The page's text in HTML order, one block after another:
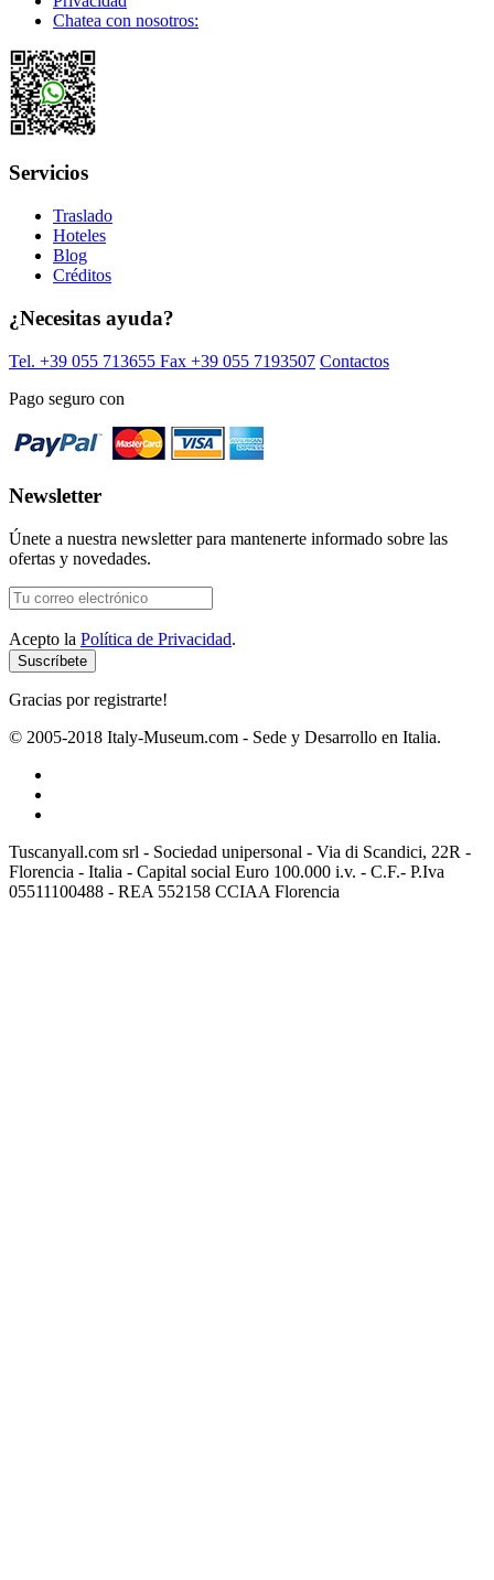
Chatea con nosotros:
Servicios
Traslado
Hoteles
Blog
Créditos
¿Necesitas ayuda?
Tel. +39 055 713655 Fax +39 055 7193507 Contactos
Pago seguro con
Newsletter
Únete a nuestra newsletter para mantenerte informado sobre las
ofertas y novedades.
Acepto la Política de Privacidad.
Gracias por registrarte!
© 2005-2018 Italy-Museum.com - Sede y Desarrollo en Italia.
Tuscanyall.com srl - Sociedad unipersonal - Via di Scandici, 22R -
Florencia - Italia - Capital social Euro 100.000 i.v. - C.F.- P.Iva
05511100488 - REA 552158 CCIAA Florencia